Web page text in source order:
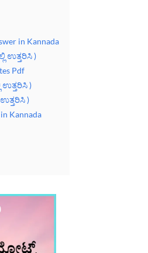
in Kannada
ಉತ್ತರಿಸಿ )
Pdf
ಉತ್ತರಿಸಿ )
ಉತ್ತರಿಸಿ )
Kannada